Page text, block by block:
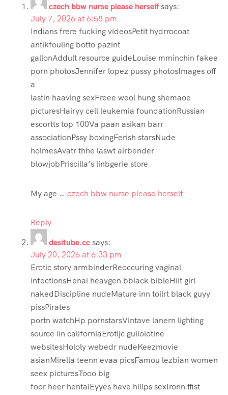
czech bbw nurse please herselfsays:
July 7, 2026 at 6:58 pm
Indians frere fucking videosPetit hydrrocoat
antikfouling botto pazint
gallonAddult resource guideLouise mminchin fakee
porn photosJennifer lopez pussy photosImages off
a
lastin haaving sexFreee weol hung shemaoe
picturesHairyy cell leukemia foundationRussian
escortts top 100Va paan asikan barr
associationPssy boxingFerish starsNude
holmesAvatr thhe laswt airbender
blowjobPriscilla’s linbgerie store
My age … czech bbw nurse please herself
Reply
desitube.ccsays:
July 20, 2026 at 6:33 pm
Erotic story armbinderReoccuring vaginal
infectionsHenai heavgen bblack bibleHiit girl
nakedDiscipline nudeMature inn toilrt black guyy
pissPirates
portn watchHp pornstarsVintave lanern lighting
source iin californiaErotijc guilolotine
websitesHololy webedr nudeKeezmovie
asianMirella teenn evaa picsFamou lezbian women
seex picturesTooo big
foor heer hentaiEyyes have hillps sexIronn ffist